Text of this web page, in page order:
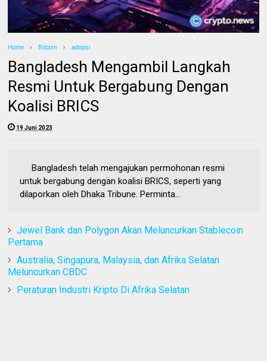
Home Bitcoin adopsi
Bangladesh Mengambil Langkah
Resmi Untuk Bergabung Dengan
Koalisi BRICS
19 Juni 2023
Bangladesh telah mengajukan permohonan resmi
untuk bergabung dengan koalisi BRICS, seperti yang
dilaporkan oleh Dhaka Tribune. Perminta...
Jewel Bank dan Polygon Akan Meluncurkan Stablecoin
Pertama
Australia, Singapura, Malaysia, dan Afrika Selatan
Meluncurkan CBDC
Peraturan Industri Kripto Di Afrika Selatan